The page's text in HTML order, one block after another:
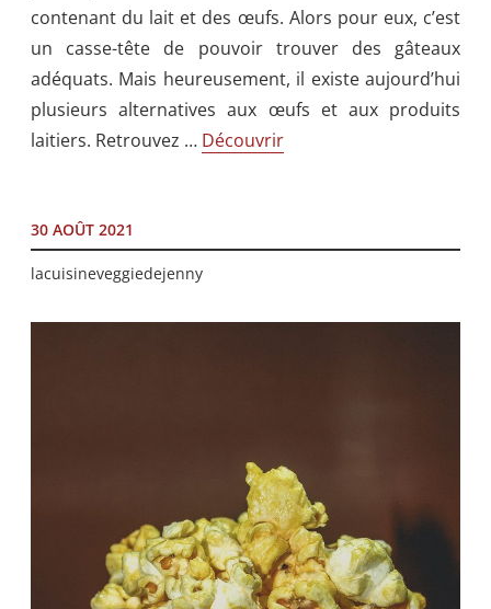
contenant du lait et des œufs. Alors pour eux, c’est
un casse-tête de pouvoir trouver des gâteaux
adéquats. Mais heureusement, il existe aujourd’hui
plusieurs alternatives aux œufs et aux produits
laitiers. Retrouvez … Découvrir
30 AOÛT 2021
lacuisineveggiedejenny